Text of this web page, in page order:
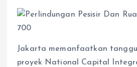
Jakarta memanfaatkan
proyek National Capital